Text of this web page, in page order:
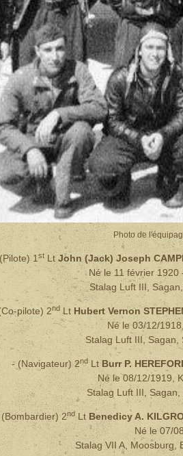
Photo de
(Pilote) 1st Lt John (Jack) Joseph
Né le 11 février 1920
Stalag Luft III,
pilote) 2ndLt Hubert Vernon
Né le 03/12/
Stalag Luft III, Sagan,
- (Navigateur)2ndLtBurr P.
Né le 08/12/1919,
Stalag Luft III,
2ndLtBenedicy A.
Né le 07/
Stalag VII A, Moosburg,